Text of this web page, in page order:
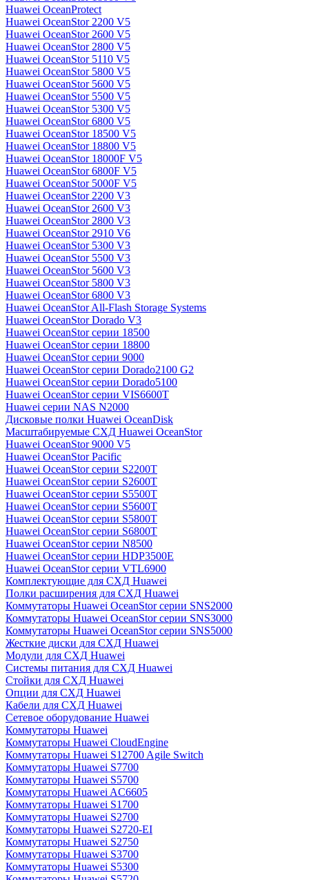
Huawei OceanProtect
Huawei OceanStor 2200 V5
Huawei OceanStor 2600 V5
Huawei OceanStor 2800 V5
Huawei OceanStor 5110 V5
Huawei OceanStor 5800 V5
Huawei OceanStor 5600 V5
Huawei OceanStor 5500 V5
Huawei OceanStor 5300 V5
Huawei OceanStor 6800 V5
Huawei OceanStor 18500 V5
Huawei OceanStor 18800 V5
Huawei OceanStor 18000F V5
Huawei OceanStor 6800F V5
Huawei OceanStor 5000F V5
Huawei OceanStor 2200 V3
Huawei OceanStor 2600 V3
Huawei OceanStor 2800 V3
Huawei OceanStor 2910 V6
Huawei OceanStor 5300 V3
Huawei OceanStor 5500 V3
Huawei OceanStor 5600 V3
Huawei OceanStor 5800 V3
Huawei OceanStor 6800 V3
Huawei OceanStor All-Flash Storage Systems
Huawei OceanStor Dorado V3
Huawei OceanStor серии 18500
Huawei OceanStor серии 18800
Huawei OceanStor серии 9000
Huawei OceanStor серии Dorado2100 G2
Huawei OceanStor серии Dorado5100
Huawei OceanStor серии VIS6600T
Huawei серии NAS N2000
Дисковые полки Huawei OceanDisk
Масштабируемые СХД Huawei OceanStor
Huawei OceanStor 9000 V5
Huawei OceanStor Pacific
Huawei OceanStor серии S2200T
Huawei OceanStor серии S2600T
Huawei OceanStor серии S5500T
Huawei OceanStor серии S5600T
Huawei OceanStor серии S5800T
Huawei OceanStor серии S6800T
Huawei OceanStor серии N8500
Huawei OceanStor серии HDP3500E
Huawei OceanStor серии VTL6900
Комплектующие для СХД Huawei
Полки расширения для СХД Huawei
Коммутаторы Huawei OceanStor серии SNS2000
Коммутаторы Huawei OceanStor серии SNS3000
Коммутаторы Huawei OceanStor серии SNS5000
Жесткие диски для СХД Huawei
Модули для СХД Huawei
Системы питания для СХД Huawei
Стойки для СХД Huawei
Опции для СХД Huawei
Кабели для СХД Huawei
Сетевое оборудование Huawei
Коммутаторы Huawei
Коммутаторы Huawei CloudEngine
Коммутаторы Huawei S12700 Agile Switch
Коммутаторы Huawei S7700
Коммутаторы Huawei S5700
Коммутаторы Huawei AC6605
Коммутаторы Huawei S1700
Коммутаторы Huawei S2700
Коммутаторы Huawei S2720-EI
Коммутаторы Huawei S2750
Коммутаторы Huawei S3700
Коммутаторы Huawei S5300